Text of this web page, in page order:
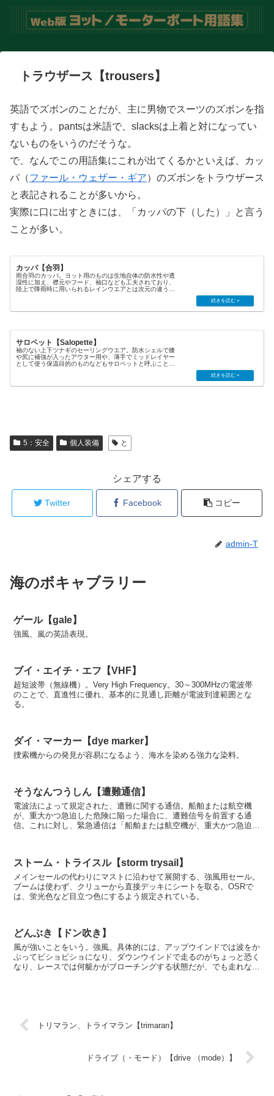
トラウザース【trousers】
英語でズボンのことだが、主に男物でスーツのズボンを指
すもよう。pantsは米語で、slacksは上着と対になってい
ないものをいうのだそうな。
で、なんでこの用語集にこれが出てくるかといえば、カッ
パ（ファール・ウェザー・ギア）のズボンをトラウザース
と表記されることが多いから。
実際に口に出すときには、「カッパの下（した）」と言う
ことが多い。
カッパ【合羽】
雨合羽のカッパ。ヨット用のものは生地自体の防水性や透
湿性に加え、襟元やフード、袖口なども工夫されており、
陸上で降雨時に用いられるレインウエアとは次元の違う装
サロペット【Salopette】
袖のない上下ツナギのセーリングウエア。防水シェルで膝
や尻に補強が入ったアウター用や、薄手でミッドレイヤー
として使う保温目的のものなどもサロペットと呼ぶことが
5：安全 個人装備 と
シェアする
Twitter Facebook コピー
admin-T
海のボキャブラリー
ゲール【gale】
強風、嵐の英語表現。
ブイ・エイチ・エフ【VHF】
超短波帯（無線機）。Very High Frequency。30～300MHzの電波帯
のことで、直進性に優れ、基本的に見通し距離が電波到達範囲とな
る。
ダイ・マーカー【dye marker】
捜索機からの発見が容易になるよう、海水を染める強力な染料。
そうなんつうしん【遭難通信】
電波法によって規定された、遭難に関する通信。船舶または航空機
が、重大かつ急迫した危険に陥った場合に、遭難信号を前置する通
信。これに対し、緊急通信は「船舶または航空機が、重大かつ急迫し
ストーム・トライスル【storm trysail】
メインセールの代わりにマストに沿わせて展開する、強風用セール。
ブームは使わず、クリューから直接デッキにシートを取る。OSRで
は、蛍光色など目立つ色にするよう規定されている。
どんぶき【ドン吹き】
風が強いことをいう。強風。具体的には、アップウインドでは波をか
ぶってビショビショになり、ダウンウインドで走るのがちょっと恐く
なり、レースでは何艇かがブローチングする状態だが、でも走れない
トリマラン、トライマラン【trimaran】
ドライブ（・モード）【drive （mode）】